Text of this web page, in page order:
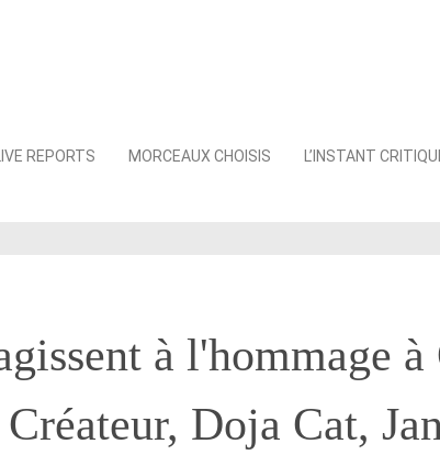
LIVE REPORTS MORCEAUX CHOISIS L’INSTANT
à l'hommage à
Doja Cat,